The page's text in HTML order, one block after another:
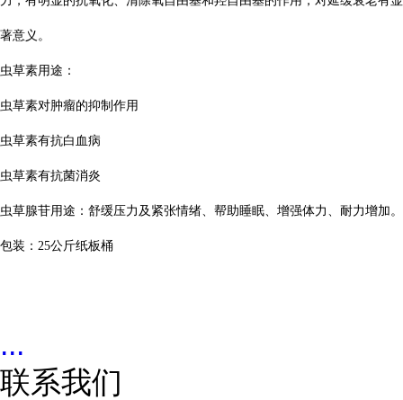
著意义。
虫草素用途：
虫草素对肿瘤的抑制作用
虫草素有抗白血病
虫草素有抗菌消炎
虫草腺苷用途：舒缓压力及紧张情绪、帮助睡眠、增强体力、耐力增加。
包装： 25公斤纸板桶
...
联系我们